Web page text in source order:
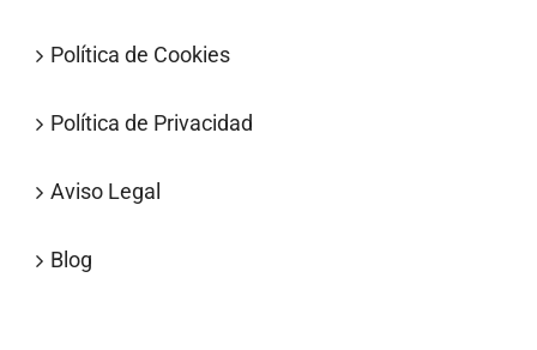
Política de Cookies
Política de Privacidad
Aviso Legal
Blog